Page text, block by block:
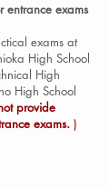
exams
exams at
High School
High
High School
provide
exams. )